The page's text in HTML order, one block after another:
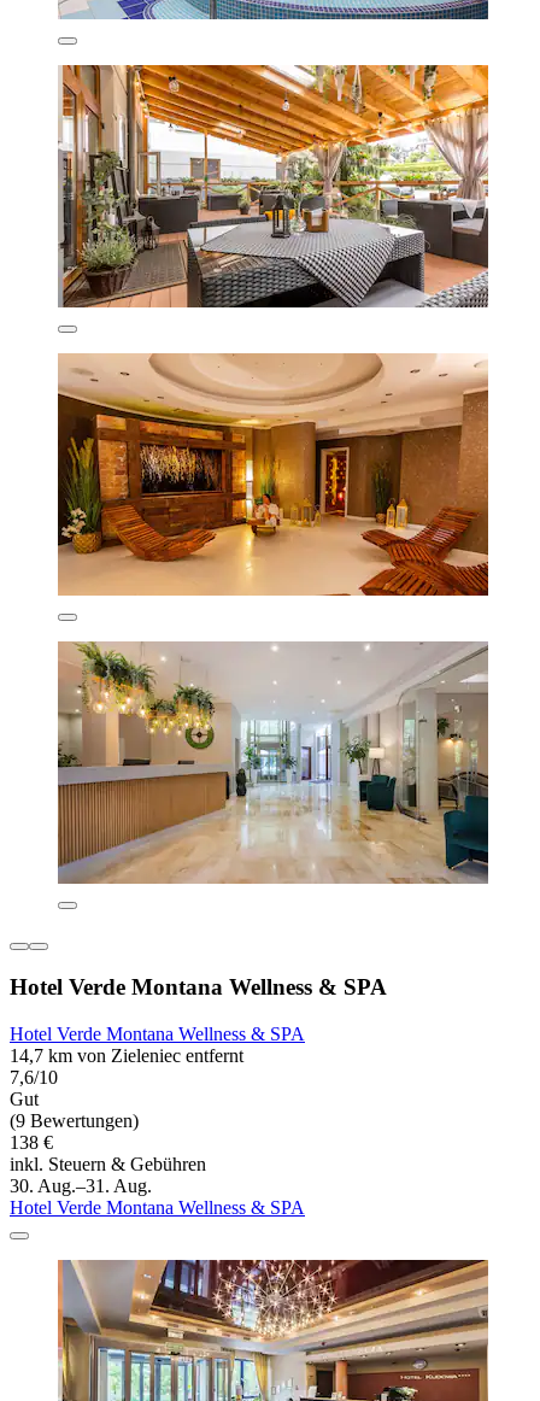
Hotel Verde Montana Wellness & SPA
Hotel Verde Montana Wellness & SPA
14,7 km von Zieleniec entfernt
7,6/10
Gut
(9 Bewertungen)
138 €
inkl. Steuern & Gebühren
30. Aug.–31. Aug.
Hotel Verde Montana Wellness & SPA